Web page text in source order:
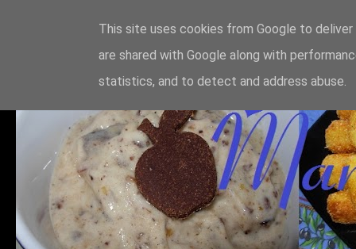
This site uses cookies from Google to
are shared with Google along with
statistics, and to detect and address abuse.